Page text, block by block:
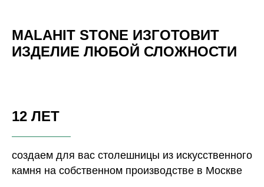
MALAHIT STONE ИЗГОТОВИТ
ИЗДЕЛИЕ ЛЮБОЙ СЛОЖНОСТИ
12 ЛЕТ
создаем для вас столешницы из искусственного
камня на собственном производстве в Москве